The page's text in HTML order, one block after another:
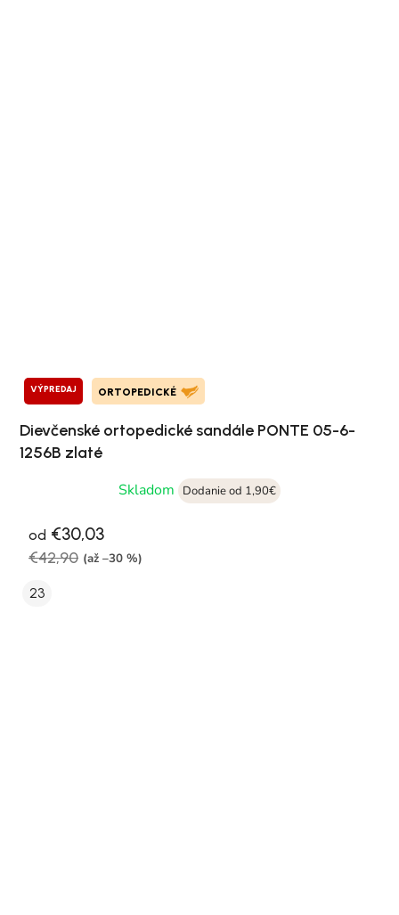
VÝPREDAJ ORTOPEDICKÉ
Dievčenské ortopedické sandále PONTE 05-6-
1256B zlaté
Skladom
Dodanie od 1,90€
od €30,03
€42,90 (až –30 %)
23